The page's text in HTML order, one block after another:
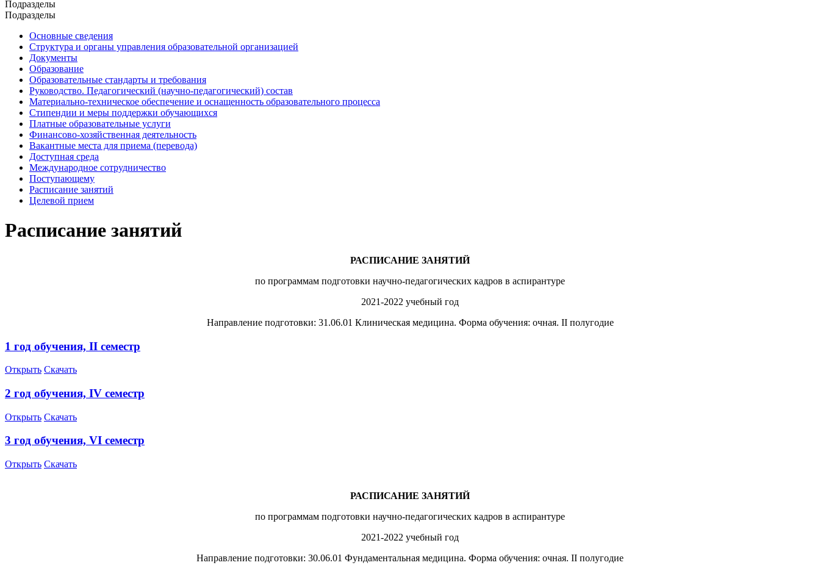
Подразделы
Подразделы
Основные сведения
Структура и органы управления образовательной организацией
Документы
Образование
Образовательные стандарты и требования
Руководство. Педагогический (научно-педагогический) состав
Материально-техническое обеспечение и оснащенность образовательного процесса
Стипендии и меры поддержки обучающихся
Платные образовательные услуги
Финансово-хозяйственная деятельность
Вакантные места для приема (перевода)
Доступная среда
Международное сотрудничество
Поступающему
Расписание занятий
Целевой прием
Расписание занятий
РАСПИСАНИЕ ЗАНЯТИЙ
по программам подготовки научно-педагогических кадров в аспирантуре
2021-2022 учебный год
Направление подготовки: 31.06.01 Клиническая медицина. Форма обучения: очная. II полугодие
1 год обучения, II семестр
Открыть Скачать
2 год обучения, IV семестр
Открыть Скачать
3 год обучения, VI семестр
Открыть Скачать
РАСПИСАНИЕ ЗАНЯТИЙ
по программам подготовки научно-педагогических кадров в аспирантуре
2021-2022 учебный год
Направление подготовки: 30.06.01 Фундаментальная медицина. Форма обучения: очная. II полугодие